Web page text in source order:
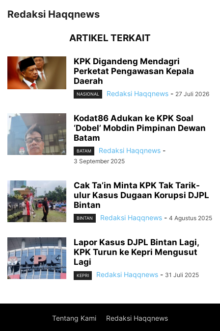
Redaksi Haqqnews
ARTIKEL TERKAIT
KPK Digandeng Mendagri
Perketat Pengawasan Kepala
Daerah
NASIONAL Redaksi Haqqnews - 27 Juli 2026
Kodat86 Adukan ke KPK Soal
‘Dobel’ Mobdin Pimpinan Dewan
Batam
BATAM Redaksi Haqqnews -
3 September 2025
Cak Ta’in Minta KPK Tak Tarik-
ulur Kasus Dugaan Korupsi DJPL
Bintan
BINTAN Redaksi Haqqnews - 4 Agustus 2025
Lapor Kasus DJPL Bintan Lagi,
KPK Turun ke Kepri Mengusut
Lagi
KEPRI Redaksi Haqqnews - 31 Juli 2025
Tentang Kami Redaksi Haqqnews